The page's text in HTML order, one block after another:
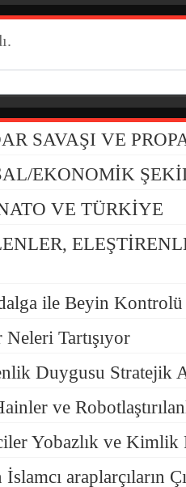
SAVAŞI VE
EKONOMİK
VE TÜRKİYE
ile Beyin Kontrolü
Tartışıyor
Duygusu Stratejik
ve
Yobazlık ve Kimlik
İslamcı araplarçıların